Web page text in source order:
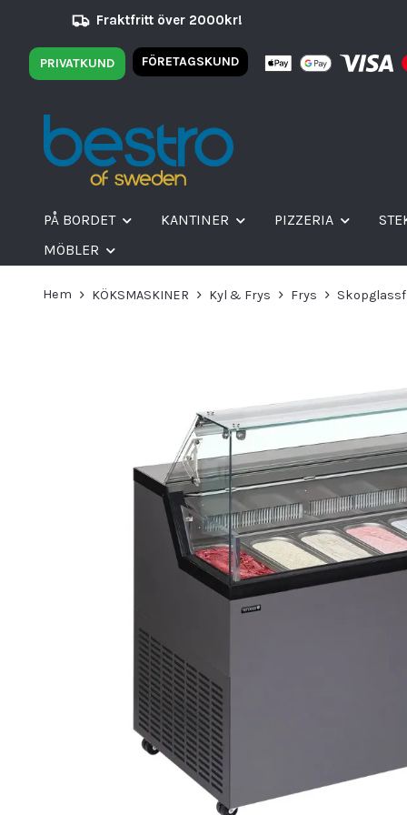
Fraktfritt över 2000kr!
PRIVATKUND FÖRETAGSKUND
PÅ BORDET KANTINER PIZZERIA
MÖBLER
Hem KÖKSMASKINER Kyl & Frys Frys